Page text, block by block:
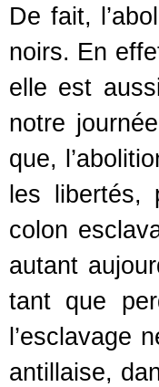
De fait,
noirs. En
elle est
notre
que,
les libertés,
colon
autant
tant que
l’esclavage
antillaise,